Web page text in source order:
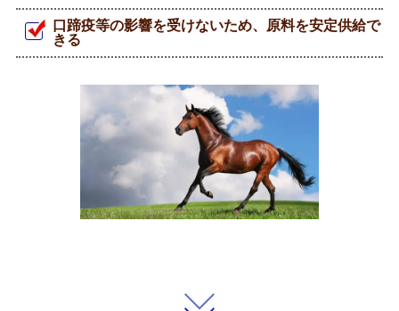
口蹄疫等の影響を受けないため、原料を安定供給で
きる